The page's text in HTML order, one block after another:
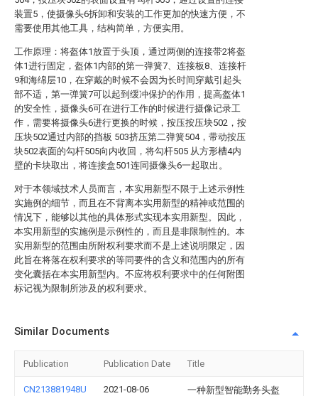
装置5，使摄像头6拆卸和安装的工作更加的快速方便，不
需要使用其他工具，结构简单，方便实用。
工作原理：将盔体1放置于头顶，通过两侧的连接带2将盔
体1进行固定，盔体1内部的第一弹簧7、连接板8、连接杆
9和海绵层10，在穿戴的时候不会因为长时间穿戴引起头
部不适，第一弹簧7可以起到缓冲保护的作用，提高盔体1
的安全性，摄像头6可在进行工作的时候进行摄像记录工
作，需要将摄像头6进行更换的时候，按压按压块502，按
压块502通过内部的挡板 503挤压第二弹簧504，带动按压
块502表面的勾杆505向内收回，将勾杆505 从方形槽4内
壁的卡块取出，将连接盒501连同摄像头6一起取出。
对于本领域技术人员而言，本实用新型不限于上述示例性
实施例的细节，而且在不背离本实用新型的精神或范围的
情况下，能够以其他的具体形式实现本实用新型。因此，
本实用新型的实施例是示例性的，而且是非限制性的。本
实用新型的范围由所附权利要求而不是上述说明限定，因
此旨在将落在权利要求的等同要件的含义和范围内的所有
变化囊括在本实用新型内。不应将权利要求中的任何附图
标记视为限制所涉及的权利要求。
Similar Documents
Publication Publication Date Title
CN213881948U 2021-08-06 一种新型智能勤务头盔